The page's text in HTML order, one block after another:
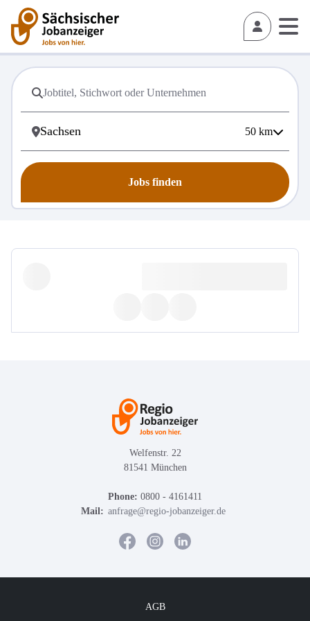
50 km
Jobs finden
Welfenstr. 22
81541 München
Phone: 0800 - 4161411
Mail: anfrage@regio-jobanzeiger.de
AGB